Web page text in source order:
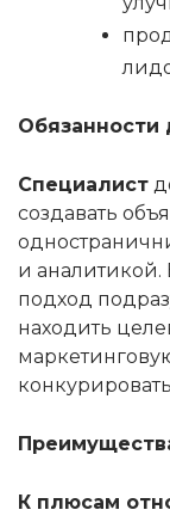
Обязанности
Специалист
создавать
и
подход
находить
К плюсам